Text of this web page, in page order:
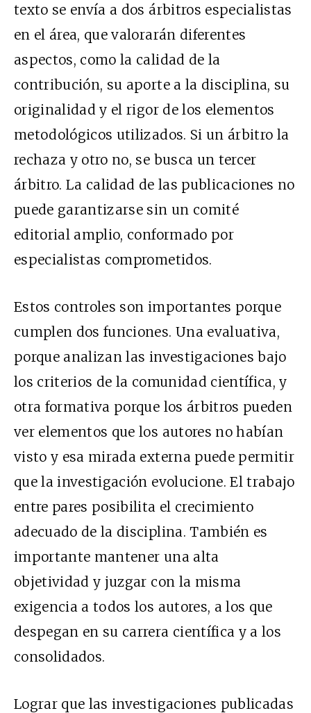
texto se envía a dos árbitros especialistas
en el área, que valorarán diferentes
aspectos, como la calidad de la
contribución, su aporte a la disciplina, su
originalidad y el rigor de los elementos
metodológicos utilizados. Si un árbitro la
rechaza y otro no, se busca un tercer
árbitro. La calidad de las publicaciones no
puede garantizarse sin un comité
editorial amplio, conformado por
especialistas comprometidos.
Estos controles son importantes porque
cumplen dos funciones. Una evaluativa,
porque analizan las investigaciones bajo
los criterios de la comunidad científica, y
otra formativa porque los árbitros pueden
ver elementos que los autores no habían
visto y esa mirada externa puede permitir
que la investigación evolucione. El trabajo
entre pares posibilita el crecimiento
adecuado de la disciplina. También es
importante mantener una alta
objetividad y juzgar con la misma
exigencia a todos los autores, a los que
despegan en su carrera científica y a los
consolidados.
Lograr que las investigaciones publicadas